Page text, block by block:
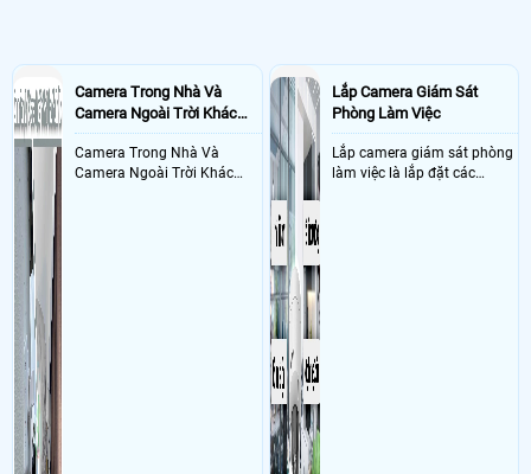
Camera Trong Nhà Và
Camera Ngoài Trời Khác
Nhau Như Thế Nào
Camera Trong Nhà Và
Camera Ngoài Trời Khác
Lắp Camera Giám Sát
Phòng Làm Việc
Lắp camera giám sát phòng
làm việc là lắp đặt các